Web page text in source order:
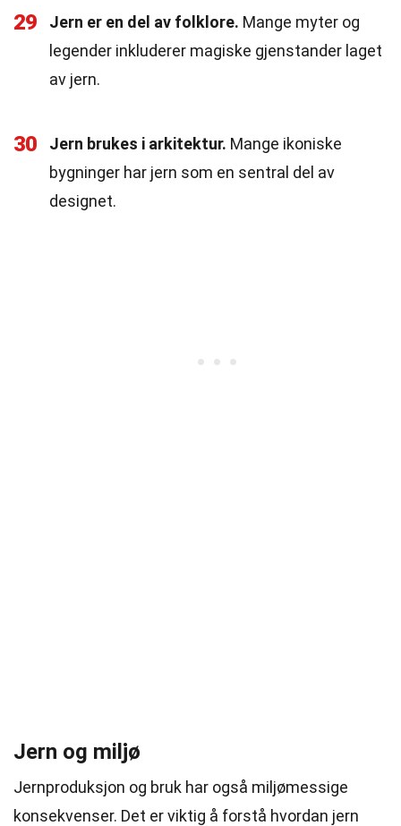
29 Jern er en del av folklore. Mange myter og
legender inkluderer magiske gjenstander laget
av jern.
30 Jern brukes i arkitektur. Mange ikoniske
bygninger har jern som en sentral del av
designet.
Jern og miljø
Jernproduksjon og bruk har også miljømessige
konsekvenser. Det er viktig å forstå hvordan jern